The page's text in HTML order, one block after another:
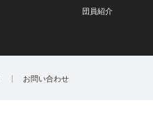
団員紹介
お問い合わせ